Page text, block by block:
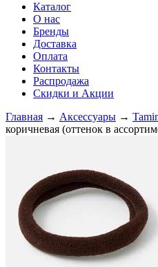
Каталог
О нас
Бренды
Доставка
Оплата
Контакты
Распродажа
Скидки и Акции
Главная → Аксессуары →
коричневая (оттенок в